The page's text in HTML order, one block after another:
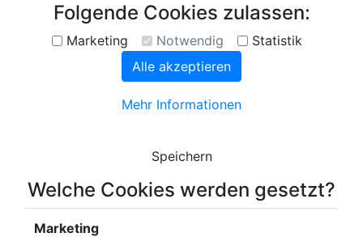
Folgende Cookies zulassen:
Marketing Notwendig
Statistik
Alle akzeptieren
Mehr Informationen
Speichern
Welche Cookies werden gesetzt?
Marketing